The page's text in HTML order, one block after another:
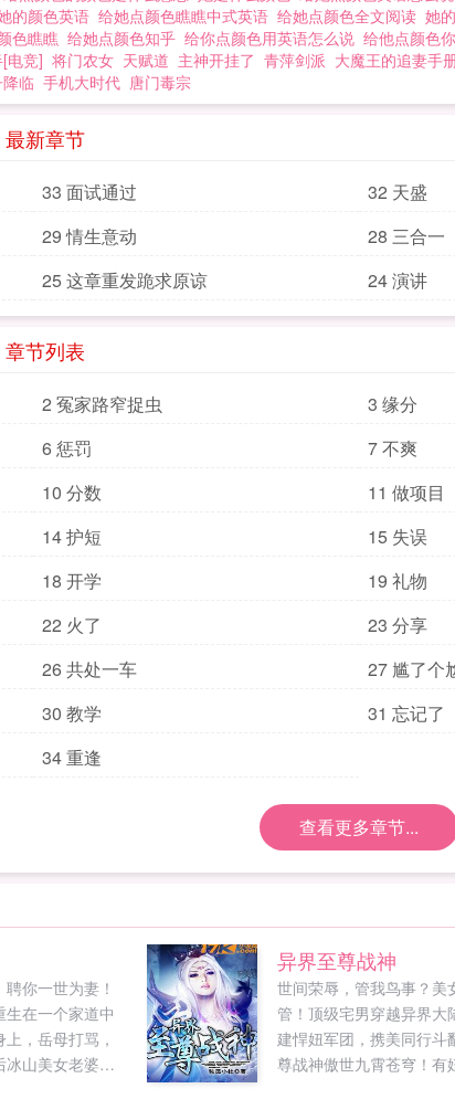
血，但不绝对狗血②女主前期特怂，后期逆袭。③
要脸作者微博：燕麦粥Y微博链接：http://weibo.com/u/
颜色燕麦粥 给她点颜色瞧瞧 给她点颜色燕麦粥y百
的颜色英语 给她点颜色瞧瞧中式英语 给她点颜色全文阅读 她
色瞧瞧 给她点颜色知乎 给你点颜色用英语怎么说 给他点颜色
电竞] 将门农女 天赋道 主神开挂了 青萍剑派 大魔王的追妻手
临 手机大时代 唐门毒宗
最新章节
33 面试通过 32 天盛
29 情生意动 28 三合一
25 这章重发跪求原谅 24 演讲
章节列表
2 冤家路窄捉虫 3 缘分
6 惩罚 7 不爽
10 分数 11 做项目
14 护短 15 失误
18 开学 19 礼物
22 火了 23 分享
26 共处一车 27 尴了个
30 教学 31 忘记了
34 重逢
查看更多章节...
你一世为妻！
在一个家道中
，岳母打骂，
山美女老婆看
异界至尊战神
世间荣辱，管我鸟事？美
管！顶级宅男穿越异界大
建悍妞军团，携美同行斗
尊战神傲世九霄苍穹！有